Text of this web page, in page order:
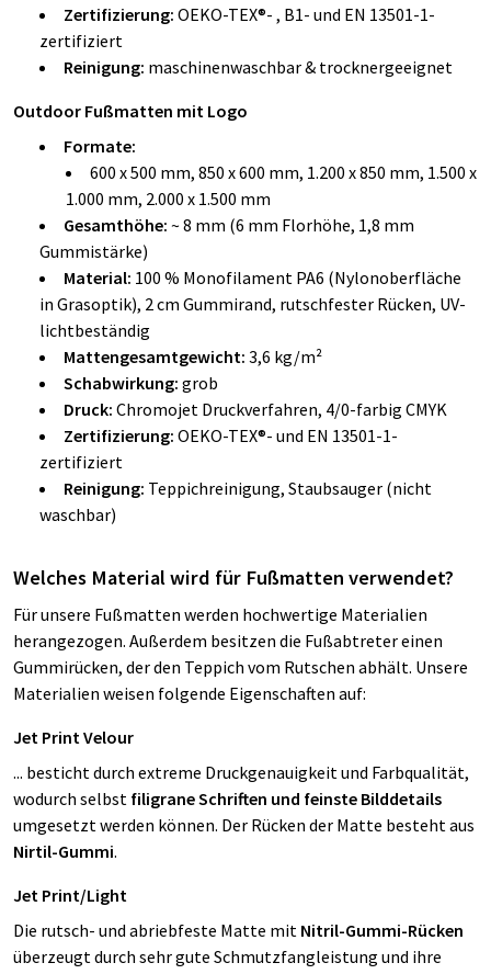
Zertifizierung: OEKO-TEX®- , B1- und EN 13501-1-
zertifiziert
Reinigung: maschinenwaschbar & trocknergeeignet
Outdoor Fußmatten mit Logo
Formate:
600 x 500 mm, 850 x 600 mm, 1.200 x 850 mm, 1.500 x
1.000 mm, 2.000 x 1.500 mm
Gesamthöhe: ~ 8 mm (6 mm Florhöhe, 1,8 mm
Gummistärke)
Material: 100 % Monofilament PA6 (Nylonoberfläche
in Grasoptik), 2 cm Gummirand, rutschfester Rücken, UV-
lichtbeständig
Mattengesamtgewicht: 3,6 kg/m²
Schabwirkung: grob
Druck: Chromojet Druckverfahren, 4/0-farbig CMYK
Zertifizierung: OEKO-TEX®- und EN 13501-1-
zertifiziert
Reinigung: Teppichreinigung, Staubsauger (nicht
waschbar)
Welches Material wird für Fußmatten verwendet?
Für unsere Fußmatten werden hochwertige Materialien
herangezogen. Außerdem besitzen die Fußabtreter einen
Gummirücken, der den Teppich vom Rutschen abhält. Unsere
Materialien weisen folgende Eigenschaften auf:
Jet Print Velour
... besticht durch extreme Druckgenauigkeit und Farbqualität,
wodurch selbst filigrane Schriften und feinste Bilddetails
umgesetzt werden können. Der Rücken der Matte besteht aus
Nirtil-Gummi.
Jet Print/Light
Die rutsch- und abriebfeste Matte mit Nitril-Gummi-Rücken
überzeugt durch sehr gute Schmutzfangleistung und ihre